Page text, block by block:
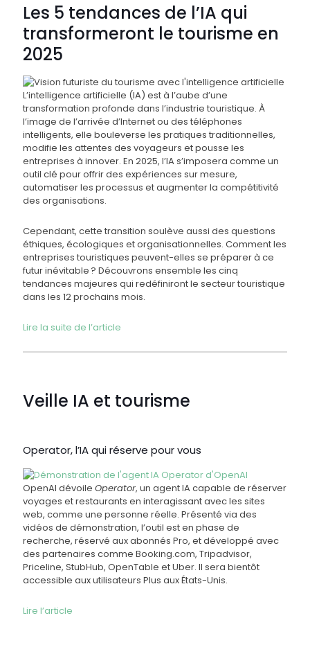
Les 5 tendances de l’IA qui
transformeront le tourisme en
2025
L’intelligence artificielle (IA) est à l’aube d’une
transformation profonde dans l’industrie touristique. À
l’image de l’arrivée d’Internet ou des téléphones
intelligents, elle bouleverse les pratiques traditionnelles,
modifie les attentes des voyageurs et pousse les
entreprises à innover. En 2025, l’IA s’imposera comme un
outil clé pour offrir des expériences sur mesure,
automatiser les processus et augmenter la compétitivité
des organisations.
Cependant, cette transition soulève aussi des questions
éthiques, écologiques et organisationnelles. Comment les
entreprises touristiques peuvent-elles se préparer à ce
futur inévitable ? Découvrons ensemble les cinq
tendances majeures qui redéfiniront le secteur touristique
dans les 12 prochains mois.
Lire la suite de l’article
Veille IA et tourisme
Operator, l’IA qui réserve pour vous
OpenAI dévoile Operator, un agent IA capable de réserver
voyages et restaurants en interagissant avec les sites
web, comme une personne réelle. Présenté via des
vidéos de démonstration, l’outil est en phase de
recherche, réservé aux abonnés Pro, et développé avec
des partenaires comme Booking.com, Tripadvisor,
Priceline, StubHub, OpenTable et Uber. Il sera bientôt
accessible aux utilisateurs Plus aux États-Unis.
Lire l’article